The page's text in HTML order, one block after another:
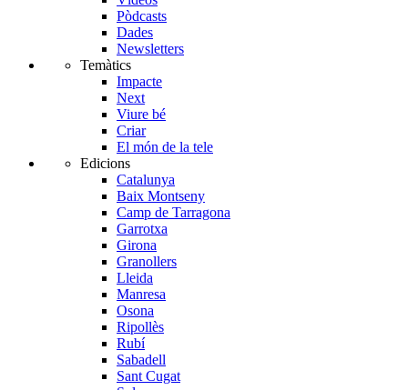
Pòdcasts
Dades
Newsletters
Temàtics
Impacte
Next
Viure bé
Criar
El món de la tele
Edicions
Catalunya
Baix Montseny
Camp de Tarragona
Garrotxa
Girona
Granollers
Lleida
Manresa
Osona
Ripollès
Rubí
Sabadell
Sant Cugat